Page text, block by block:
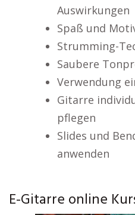
Auswirkungen
Spaß und
Strumming-
Saubere
Verwendung
Gitarre
pflegen
Slides und
anwenden
E-Gitarre online